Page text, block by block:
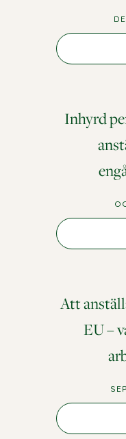
Inhyrd
Att
EU –